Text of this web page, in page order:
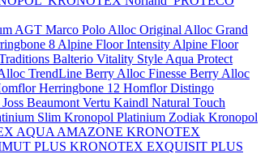
AGT Marco Polo Alloc Original Alloc Grand
8 Alpine Floor Intensity Alpine Floor
Balterio Vitality Style Aqua Protect
TrendLine Berry Alloc Finesse Berry Alloc
Herringbone 12 Homflor Distingo
Joss Beaumont Vertu Kaindl Natural Touch
Slim Kronopol Platinium Zodiak Kronopol
AQUA AMAZONE KRONOTEX
PLUS KRONOTEX EXQUISIT PLUS